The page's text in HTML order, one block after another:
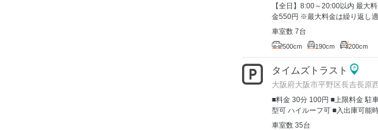
【全日】8:00～20:00以内 最大
金550円 ※最大料金は繰り返し
車室数 7台
500cm 190cm 200cm
タイムズトラスト
大阪府大阪市平野区長吉長原
■料金 30分 100円 ■上限料金 駐
型可 ハイルーフ可 ■入出庫可能
車室数 35台